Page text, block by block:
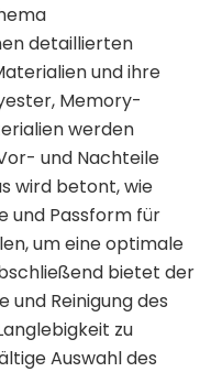
detaillierten
und ihre
Memory-
werden
und Nachteile
wird betont, wie
und Passform für
um eine optimale
bietet der
und Reinigung des
zu
Auswahl des